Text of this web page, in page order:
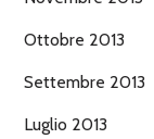
Ottobre 2013
Settembre 2013
Luglio 2013